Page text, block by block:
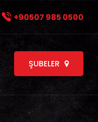
+90507 985 0500
ŞUBELER